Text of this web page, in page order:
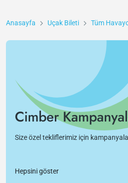
Anasayfa Uçak Bileti Tüm
Cimber
Size özel tekliflerimiz için
Hepsini göster